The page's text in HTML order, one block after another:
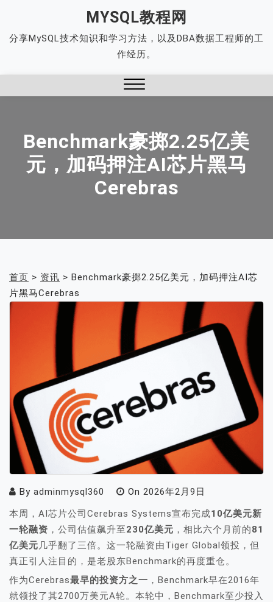
content
MYSQL教程网
分享MySQL技术知识和学习方法，以及DBA数据工程师的工
作经历。
Benchmark豪掷2.25亿美
元，加码押注AI芯片黑马
Cerebras
首页 > 资讯 > Benchmark豪掷2.25亿美元，加码押注AI芯
片黑马Cerebras
By adminmysql360 On 2026年2月9日
本周，AI芯片公司Cerebras Systems宣布完成10亿美元新
一轮融资 ，公司估值飙升至230亿美元 ，相比六个月前的81
亿美元几乎翻了三倍。这一轮融资由Tiger Global领投，但
真正引人注目的，是老股东Benchmark的再度重仓。
作为Cerebras最早的投资方之一 ，Benchmark早在2016年
就领投了其2700万美元A轮。本轮中，Benchmark至少投入